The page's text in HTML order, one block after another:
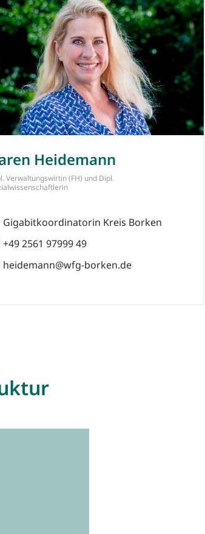
Heidemann
Verwaltungswirtin (FH) und Dipl.
Gigabitkoordinatorin Kreis Borken
+49 2561 97999 49
heidemann@wfg-borken.de